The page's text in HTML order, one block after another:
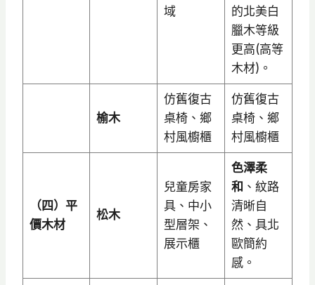
域
的北美白
臘木等級
更高(高等
木材)。
榆木
仿舊復古
桌椅、鄉
村風櫥櫃
仿舊復古
桌椅、鄉
村風櫥櫃
（四）平
價木材
松木
兒童房家
具、中小
型層架、
展示櫃
色澤柔
和 、紋路
清晰自
然、具北
歐簡約
感。